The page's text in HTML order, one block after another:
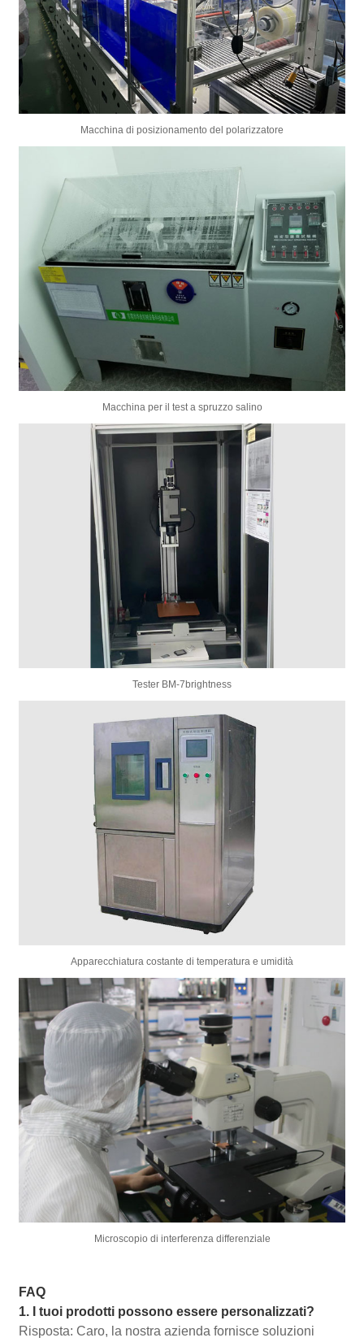
Macchina di posizionamento del polarizzatore
Macchina per il test a spruzzo salino
Tester BM-7brightness
Apparecchiatura costante di temperatura e umidità
Microscopio di interferenza differenziale
FAQ
1. I tuoi prodotti possono essere personalizzati?
Risposta: Caro, la nostra azienda fornisce soluzioni